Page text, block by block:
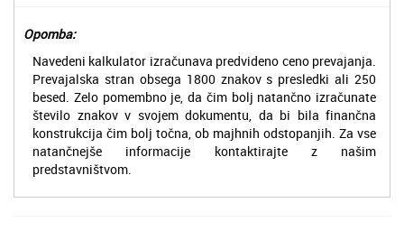
Opomba:
Navedeni kalkulator izračunava predvideno ceno prevajanja.
Prevajalska stran obsega 1800 znakov s presledki ali 250
besed. Zelo pomembno je, da čim bolj natančno izračunate
število znakov v svojem dokumentu, da bi bila finančna
konstrukcija čim bolj točna, ob majhnih odstopanjih. Za vse
natančnejše informacije kontaktirajte z našim
predstavništvom.